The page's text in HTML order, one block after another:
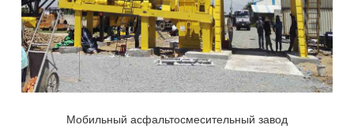
Мобильный асфальтосмесительный завод